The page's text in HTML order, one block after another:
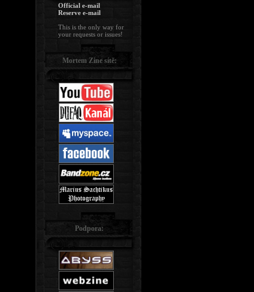
Official e-mail
Reserve e-mail
This is the only way for
your requests or issues!
Mortem Zine sítě:
Podpora: